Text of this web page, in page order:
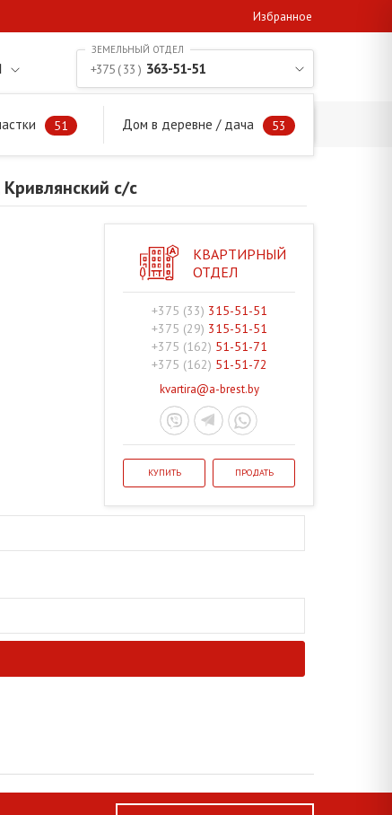
Избранное
51 Дом в деревне / дача 53
+375 ( 33 ) 363-51-51
с/с
с/с
КВАРТИРНЫЙ
ОТДЕЛ
+375 (33) 315-51-51
+375 (29) 315-51-51
+375 (162) 51-51-71
+375 (162) 51-51-72
kvartira@a-brest.by
КУПИТЬ ПРОДАТЬ